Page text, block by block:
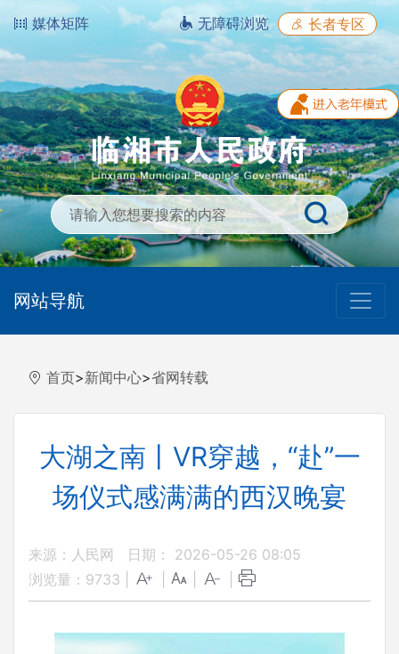
媒体矩阵 无障碍浏览 长者专区
网站导航
首页>新闻中心>省网转载
大湖之南丨VR穿越，“赴”一
场仪式感满满的西汉晚宴
来源：人民网
日期： 2026-05-26 08:05
浏览量： 9733